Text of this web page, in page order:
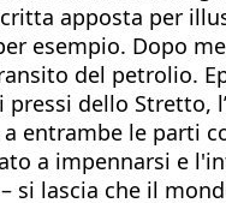
apposta per
esempio. Dopo
del petrolio.
dello Stretto,
entrambe le parti
a impennarsi e
si lascia che il